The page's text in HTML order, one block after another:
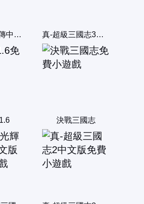
三國誌英傑傳中文版 真-超級三國志3中文版
決戰三國志